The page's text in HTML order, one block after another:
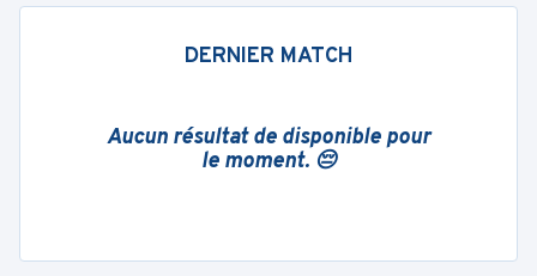
DERNIER MATCH
Aucun résultat de disponible pour
le moment. 😔